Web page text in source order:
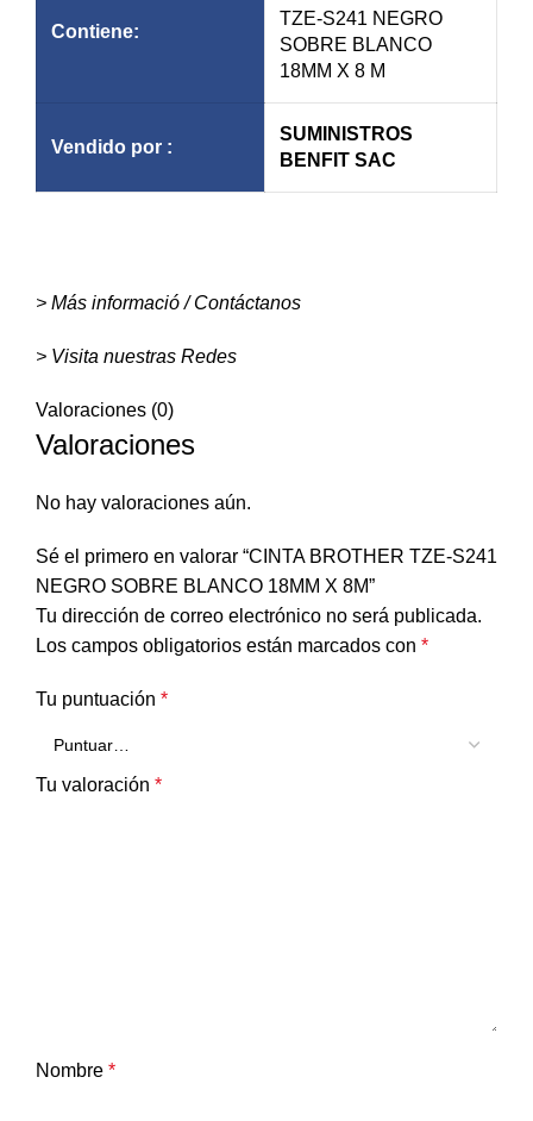
Contiene:
TZE-S241 NEGRO
SOBRE BLANCO
18MM X 8 M
Vendido por :
SUMINISTROS
BENFIT SAC
> Más informació / Contáctanos
> Visita nuestras Redes
Valoraciones (0)
Valoraciones
No hay valoraciones aún.
Sé el primero en valorar “CINTA BROTHER TZE-S241
NEGRO SOBRE BLANCO 18MM X 8M”
Tu dirección de correo electrónico no será publicada.
Los campos obligatorios están marcados con *
Tu puntuación *
Tu valoración *
Nombre *